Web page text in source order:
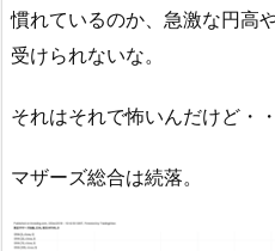
慣れているのか、急激な円高
受けられないな。
それはそれで怖いんだけど・・
マザーズ総合は続落。